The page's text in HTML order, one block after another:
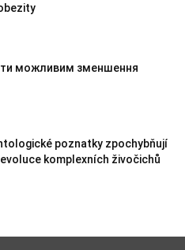
можливим зменшення
poznatky zpochybňují
komplexních živočichů